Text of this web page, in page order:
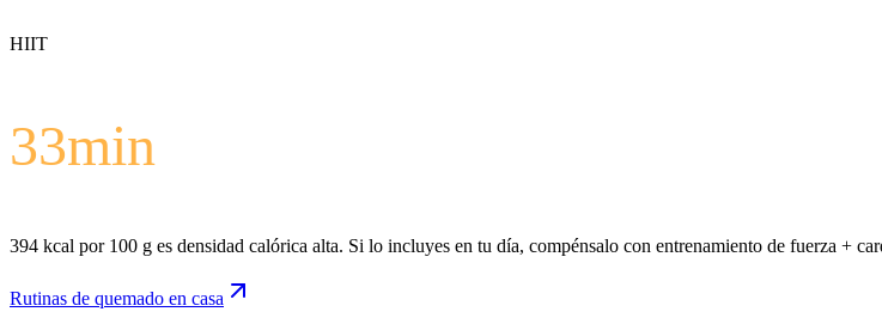
HIIT
33min
394 kcal por 100 g es densidad calórica alta. Si lo incluyes en tu día, compénsalo con entrenamiento de fuerza +
Rutinas de quemado en casa